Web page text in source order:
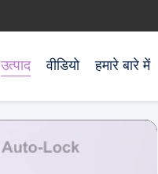
उत्पाद वीडियो हमारे बारे में